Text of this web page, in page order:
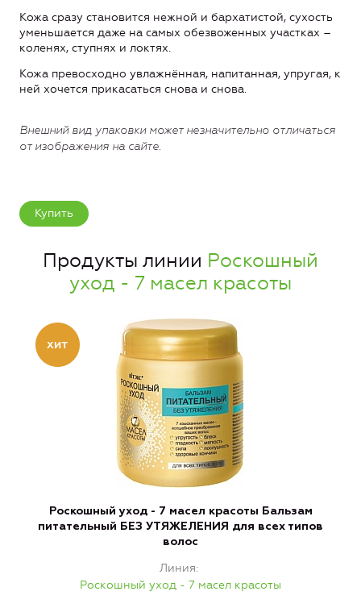
Кожа сразу становится нежной и бархатистой, сухость
уменьшается даже на самых обезвоженных участках –
коленях, ступнях и локтях.
Кожа превосходно увлажнённая, напитанная, упругая, к
ней хочется прикасаться снова и снова.
Внешний вид упаковки может незначительно отличаться
от изображения на сайте.
Купить
Продукты линии Роскошный
уход - 7 масел красоты
Роскошный уход - 7 масел красоты Бальзам
питательный БЕЗ УТЯЖЕЛЕНИЯ для всех типов
волос
Линия
Роскошный уход - 7 масел красоты